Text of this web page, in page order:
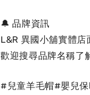
🔔 品牌資訊
L&R 異國小舖實體
歡迎搜尋品牌名稱了
#兒童羊毛帽#嬰兒